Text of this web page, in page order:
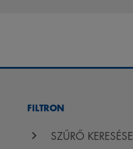
FILTRON
SZŰRŐ KERESÉSE